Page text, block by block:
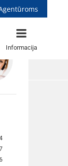
Informacija